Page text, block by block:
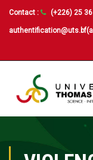
Contact : (+226) 25